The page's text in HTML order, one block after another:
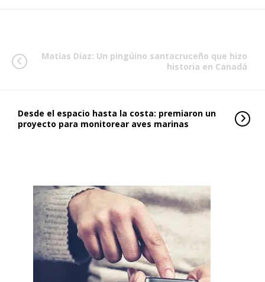
Matías Díaz: Un pingüino santacruceño que hizo
historia en Canadá
Desde el espacio hasta la costa: premiaron un
proyecto para monitorear aves marinas